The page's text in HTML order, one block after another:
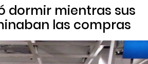
dormir mientras sus
las compras